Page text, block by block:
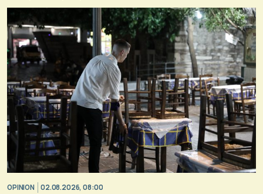
OPINION 02.08.2026, 08:00